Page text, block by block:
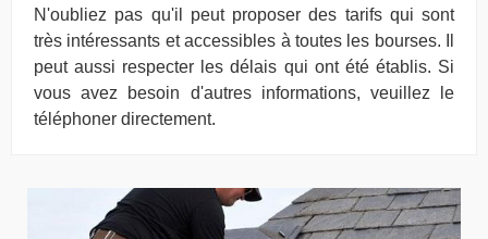
N'oubliez pas qu'il peut proposer des tarifs qui sont
très intéressants et accessibles à toutes les bourses. Il
peut aussi respecter les délais qui ont été établis. Si
vous avez besoin d'autres informations, veuillez le
téléphoner directement.